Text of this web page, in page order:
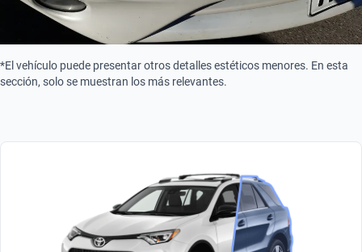
*El vehículo puede presentar otros detalles estéticos menores. En esta
sección, solo se muestran los más relevantes.